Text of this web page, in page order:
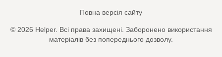
Повна версія сайту
© 2026 Helper. Всі права захищені. Заборонено використання
матеріалів без попереднього дозволу.